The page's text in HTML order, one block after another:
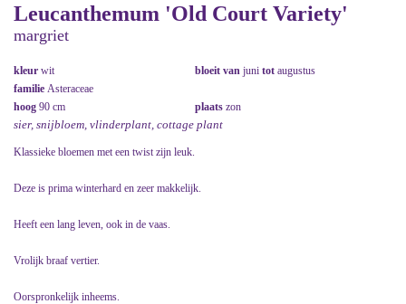
Leucanthemum 'Old Court Variety'
margriet
kleur wit bloeit van juni tot augustus
familie Asteraceae
hoog 90 cm plaats zon
sier, snijbloem, vlinderplant, cottage plant
Klassieke bloemen met een twist zijn leuk.
Deze is prima winterhard en zeer makkelijk.
Heeft een lang leven, ook in de vaas.
Vrolijk braaf vertier.
Oorspronkelijk inheems.